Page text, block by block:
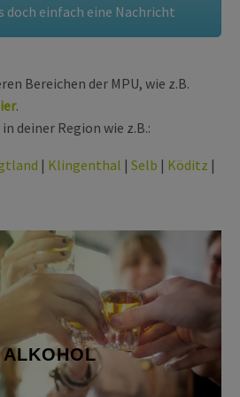
doch einfach eine Nachricht
Bereichen der MPU, wie z.B.
.
deiner Region wie z.B.:
| Klingenthal | Selb | Köditz |
ALKOHOL
MPU WEGEN ALKOHOL
ab 1,6 Promille Alkohol im
Blut oder…